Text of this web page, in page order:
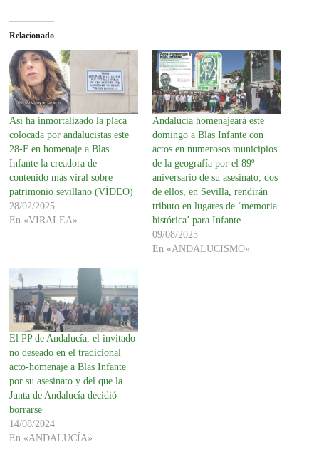
Relacionado
Así ha inmortalizado la placa
colocada por andalucistas este
28-F en homenaje a Blas
Infante la creadora de
contenido más viral sobre
patrimonio sevillano (VÍDEO)
28/02/2025
En «VIRALEA»
Andalucía homenajeará este
domingo a Blas Infante con
actos en numerosos municipios
de la geografía por el 89º
aniversario de su asesinato; dos
de ellos, en Sevilla, rendirán
tributo en lugares de ‘memoria
histórica’ para Infante
09/08/2025
En «ANDALUCISMO»
El PP de Andalucía, el invitado
no deseado en el tradicional
acto-homenaje a Blas Infante
por su asesinato y del que la
Junta de Andalucía decidió
borrarse
14/08/2024
En «ANDALUCÍA»